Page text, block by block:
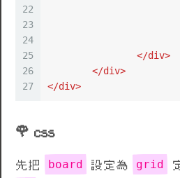
22
23
24
25
26
27
</div>
</div>
</div>
css
先把 board 設定為 grid